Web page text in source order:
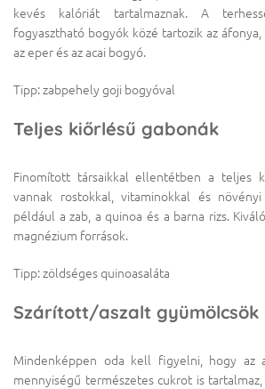
kevés kalóriát tartalmaznak. A
fogyasztható bogyók közé tartozik az
az eper és az acai bogyó.
Tipp: zabpehely goji bogyóval
Teljes kiőrlésű gabonák
Finomított társaikkal ellentétben a teljes
vannak rostokkal, vitaminokkal és
például a zab, a quinoa és a barna rizs.
magnézium források.
Tipp: zöldséges quinoasaláta
Szárított/aszalt gyümölcsök
Mindenképpen oda kell figyelni, hogy az
mennyiségű természetes cukrot is